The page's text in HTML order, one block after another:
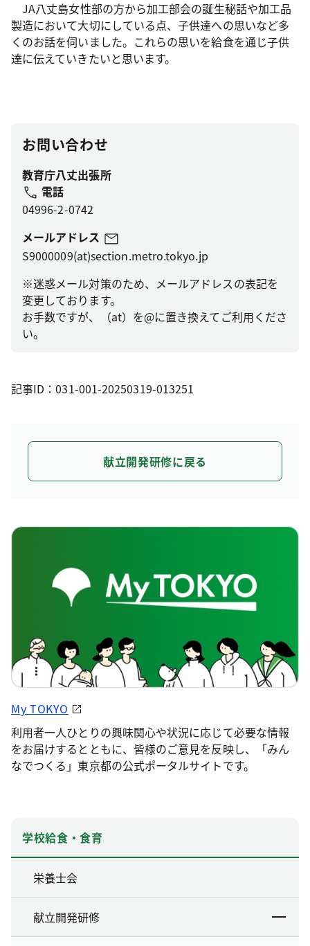
JA八丈島女性部の方から加工部会の誕生秘話や加工品
製造において大切にしている点、子供達への思いなど多
くのお話を伺いました。これらの思いを給食を通じ子供
達に伝えていきたいと思います。
お問い合わせ
教育庁八丈出張所
電話
04996-2-0742
メールアドレス
S9000009(at)section.metro.tokyo.jp
※迷惑メール対策のため、メールアドレスの表記を
変更しております。
お手数ですが、（at）を@に置き換えてご利用くださ
い。
記事ID：031-001-20250319-013251
献立開発研修に戻る
My TOKYO
利用者一人ひとりの興味関心や状況に応じて必要な情報
をお届けするとともに、皆様のご意見を反映し、「みん
なでつくる」東京都の公式ポータルサイトです。
学校給食・食育
栄養士会
献立開発研修